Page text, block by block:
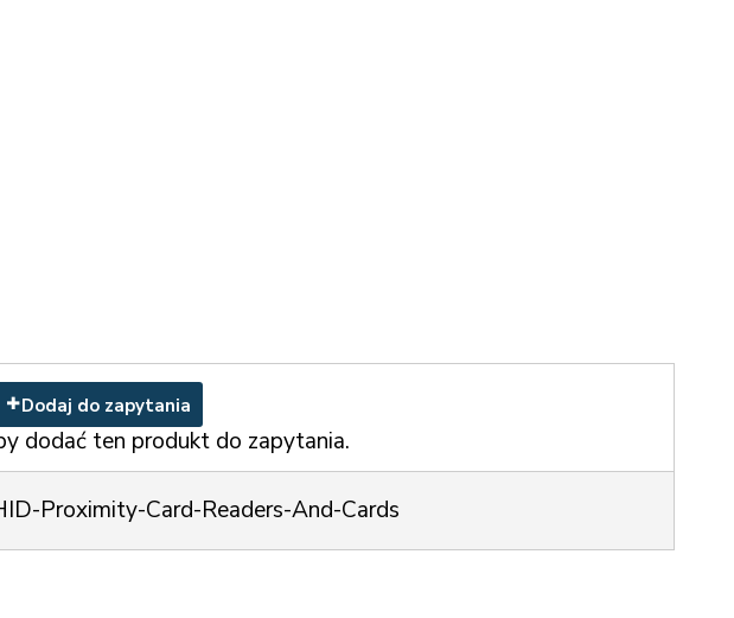
Dodaj do zapytania
dodać ten produkt do zapytania.
Proximity-Card-Readers-And-Cards